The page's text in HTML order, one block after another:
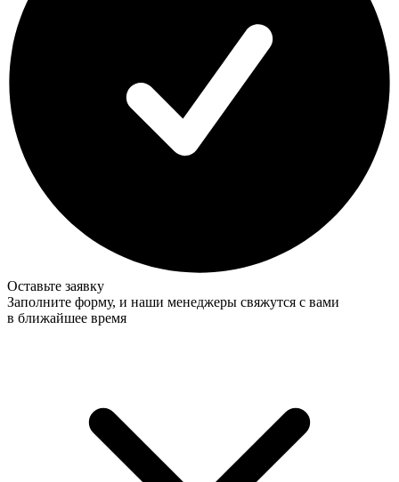
Оставьте заявку
Заполните форму, и наши менеджеры свяжутся с вами
в ближайшее время